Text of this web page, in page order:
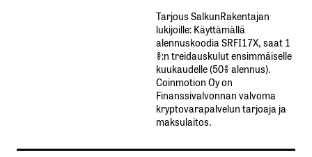
Tarjous SalkunRakentajan
lukijoille: Käyttämällä​ ​
alennuskoodia​ ​SRFI17X,​ ​saat​ ​1
%:n treidauskulut​ ​ensimmäiselle​ ​
kuukaudelle​ ​(50%​ ​alennus).
Coinmotion Oy on
Finanssivalvonnan valvoma
kryptovarapalvelun tarjoaja ja
maksulaitos.